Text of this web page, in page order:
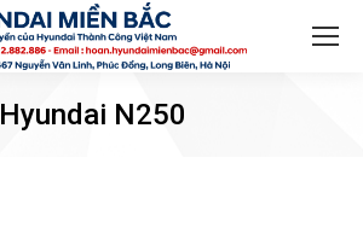
Search:
Hyundai N250